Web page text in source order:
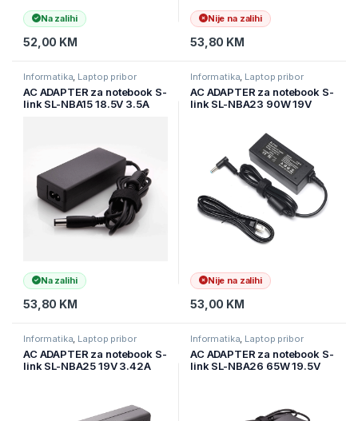
Na zalihi
52,00 KM
Nije na zalihi
53,80 KM
Informatika, Laptop pribor
AC ADAPTER za notebook S-
link SL-NBA15 18.5V 3.5A
Na zalihi
53,80 KM
Informatika, Laptop pribor
AC ADAPTER za notebook S-
link SL-NBA23 90W 19V
Nije na zalihi
53,00 KM
Informatika, Laptop pribor
AC ADAPTER za notebook S-
link SL-NBA25 19V 3.42A
Informatika, Laptop pribor
AC ADAPTER za notebook S-
link SL-NBA26 65W 19.5V